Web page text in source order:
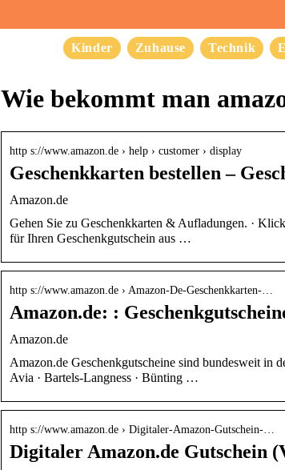
Kinder Zuhause Technik
Wie bekommt man
http s://www.amazon.de › help › customer › display
Geschenkkarten bestellen –
Amazon.de
Gehen Sie zu Geschenkkarten & Aufladungen. ·
für Ihren Geschenkgutschein aus …
http s://www.amazon.de › Amazon-De-Geschenkkarten-…
Amazon.de: :
Amazon.de
Amazon.de Geschenkgutscheine sind bundesweit in
Avia · Bartels-Langness · Bünting …
http s://www.amazon.de › Digitaler-Amazon-Gutschein-…
Digitaler Amazon.de Gutschein